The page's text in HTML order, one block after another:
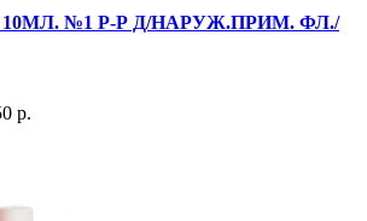
№1 Р-Р Д/НАРУЖ.ПРИМ. ФЛ./
р.